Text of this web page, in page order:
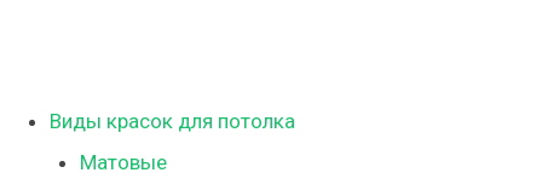
Виды красок для потолка
Матовые